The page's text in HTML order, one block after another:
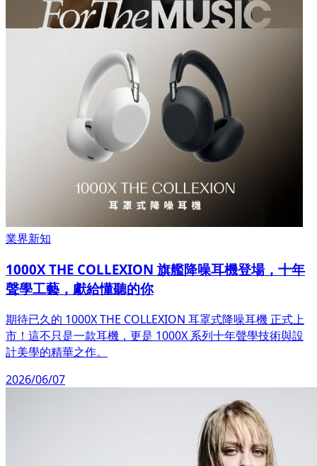
業界新知
1000X THE COLLEXION 旗艦降噪耳機登場，十年
聲學工藝，獻給懂聽的你
期待已久的 1000X THE COLLEXION 耳罩式降噪耳機 正式上
市！這不只是一款耳機，更是 1000X 系列十年聲學技術與設
計美學的精華之作。
2026/06/07